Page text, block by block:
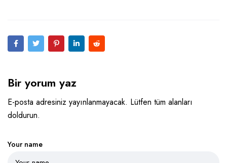
Bir yorum yaz
E-posta adresiniz yayınlanmayacak. Lütfen tüm alanları
doldurun.
Your name